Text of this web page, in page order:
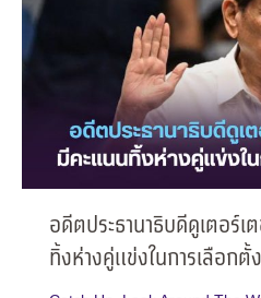
อดีตประธานาธิบดีดูเตอร์
ทิ้งห่างคู่แข่งในการเลือก